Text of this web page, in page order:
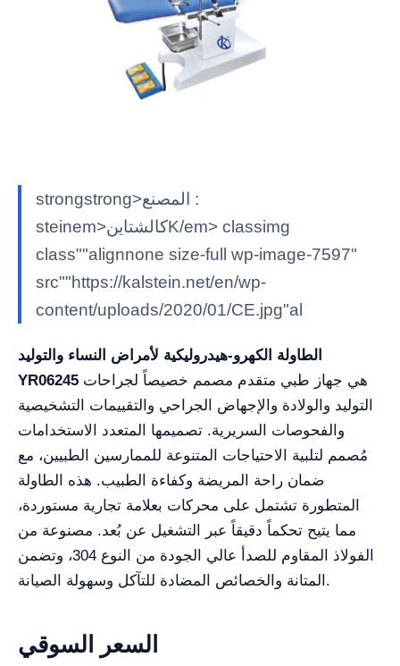
strongstrong>المصنع :
steinem>كالشتاينK/em> classimg
class""alignnone size-full wp-image-7597"
src""https://kalstein.net/en/wp-
content/uploads/2020/01/CE.jpg"al
الطاولة الكهرو-هيدروليكية لأمراض النساء والتوليد
YR06245
التوليد والولادة والإجهاض الجراحي والتقييمات التشخيصية
والفحوصات السريرية. تصميمها المتعدد الاستخدامات
مُصمم لتلبية الاحتياجات المتنوعة للممارسين الطبيين، مع
ضمان راحة المريضة وكفاءة الطبيب. هذه الطاولة
المتطورة تشتمل على محركات بعلامة تجارية مستوردة،
مما يتيح تحكماً دقيقاً عبر التشغيل عن بُعد. مصنوعة من
الفولاذ المقاوم للصدأ عالي الجودة من النوع 304، وتضمن
المتانة والخصائص المضادة للتآكل وسهولة الصيانة.
السعر السوقي